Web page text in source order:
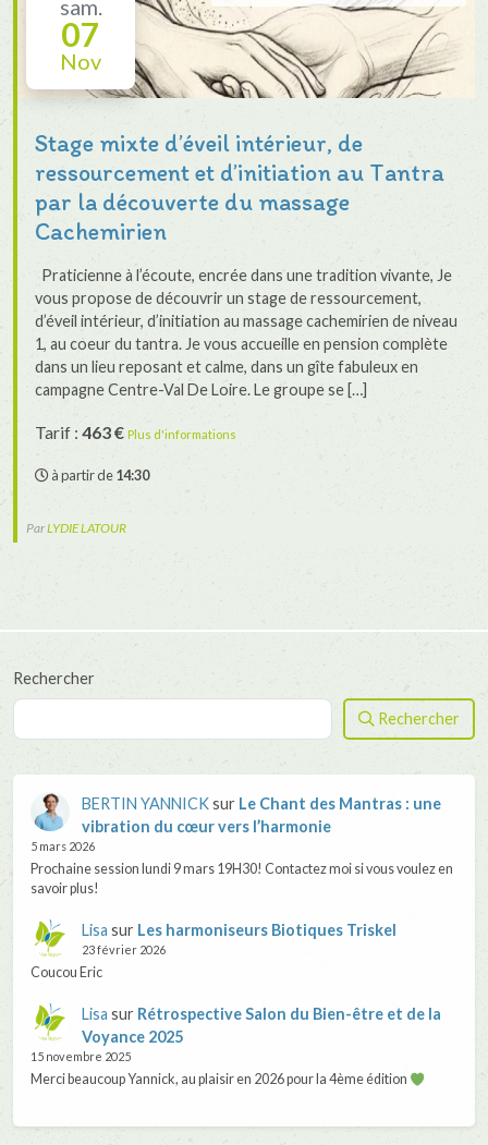
sam.
07
Nov
Stage mixte d’éveil intérieur, de
ressourcement et d’initiation au Tantra
par la découverte du massage
Cachemirien
Praticienne à l’écoute, encrée dans une tradition vivante, Je
vous propose de découvrir un stage de ressourcement,
d’éveil intérieur, d’initiation au massage cachemirien de niveau
1, au coeur du tantra. Je vous accueille en pension complète
dans un lieu reposant et calme, dans un gîte fabuleux en
campagne Centre-Val De Loire. Le groupe se […]
Tarif : 463 € Plus d'informations
à partir de14:30
ParLYDIE LATOUR
Rechercher
Rechercher
BERTIN YANNICKsur Le Chant des Mantras : une
vibration du cœur vers l’harmonie
5 mars 2026
Prochaine session lundi 9 mars 19H30! Contactez moi si vous voulez en
savoir plus!
Lisa sur Les harmoniseurs Biotiques Triskel
23 février 2026
Coucou Eric
Lisa sur Rétrospective Salon du Bien-être et de la
Voyance 2025
15 novembre 2025
Merci beaucoup Yannick, au plaisir en 2026 pour la 4ème édition